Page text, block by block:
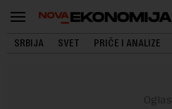
SRBIJA SVET PRIČE I ANALIZE